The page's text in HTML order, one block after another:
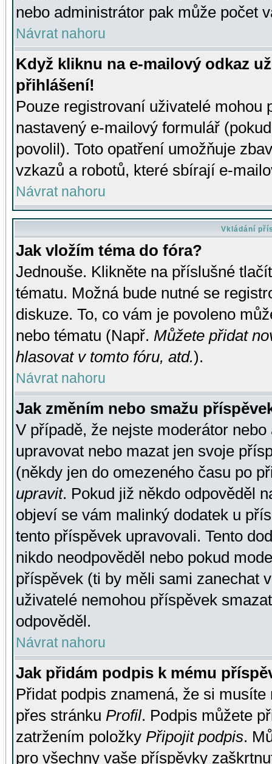
nebo administrátor pak může počet
Návrat nahoru
Když kliknu na e-mailový odkaz
přihlášení!
Pouze registrovaní uživatelé mohou
nastavený e-mailový formulář
povolil). Toto opatření umožňuje
vzkazů a robotů, které sbírají e-
Návrat nahoru
Vkládání
Jak vložím téma do fóra?
Jednouše. Klikněte na příslušné
tématu. Možná bude nutné se
diskuze. To, co vám je povoleno
nebo tématu (Např. Můžete přidat
hlasovat v tomto fóru, atd.).
Návrat nahoru
Jak změním nebo smažu
V případě, že nejste moderátor
upravovat nebo mazat jen svoje
(někdy jen do omezeného času po
upravit. Pokud již někdo odpověděl
objeví se vám malinký dodatek u
tento příspěvek upravovali. Tento
nikdo neodpověděl nebo pokud
příspěvek (ti by měli sami zanechat
uživatelé nemohou příspěvek
odpověděl.
Návrat nahoru
Jak přidám podpis k mému
Přidat podpis znamená, že si
přes stránku Profil. Podpis můžete
zatržením položky Připojit podpis.
pro všechny vaše příspěvky